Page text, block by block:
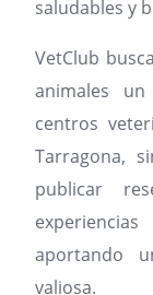
saludables y
VetClub
animales
centros
Tarragona,
publicar
aportando
valiosa.